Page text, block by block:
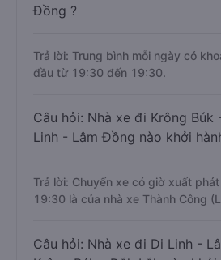
Đồng ?
Trả lời: Trung bình mỗi ngày có
đầu từ 19:30 đến 19:30.
Câu hỏi: Nhà xe đi Krông Búk
Linh - Lâm Đồng nào khởi
Trả lời: Chuyến xe có giờ xuất
19:30 là của nhà xe Thành Công
Câu hỏi: Nhà xe đi Di Linh -